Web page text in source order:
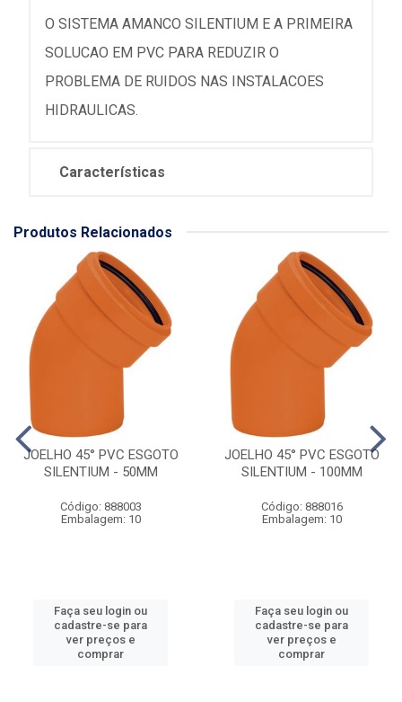
O SISTEMA AMANCO SILENTIUM E A PRIMEIRA
SOLUCAO EM PVC PARA REDUZIR O
PROBLEMA DE RUIDOS NAS INSTALACOES
HIDRAULICAS.
Características
Produtos Relacionados
JOELHO 45° PVC ESGOTO
SILENTIUM - 50MM
Código: 888003
Embalagem: 10
Faça seu login ou
cadastre-se para
ver preços e
comprar
JOELHO 45° PVC ESGOTO
SILENTIUM - 100MM
Código: 888016
Embalagem: 10
Faça seu login ou
cadastre-se para
ver preços e
comprar